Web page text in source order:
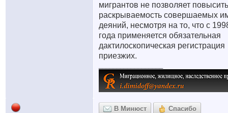
мигрантов не позволяет повысить
раскрываемость совершаемых
деяний, несмотря на то, что с
года применяется обязательная
дактилоскопическая регистрация
приезжих.
В Минюст Спасибо